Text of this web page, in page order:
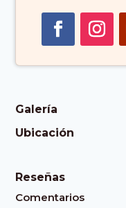
Galería
Ubicación
Reseñas
Comentarios